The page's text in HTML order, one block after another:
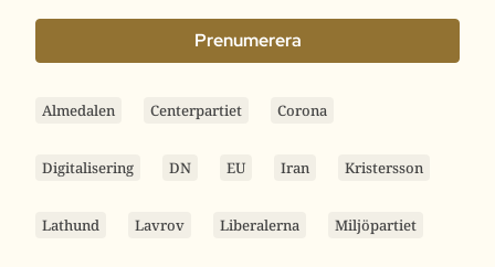
Prenumerera
Almedalen Centerpartiet Corona
Digitalisering DN EU Iran Kristersson
Lathund Lavrov Liberalerna Miljöpartiet